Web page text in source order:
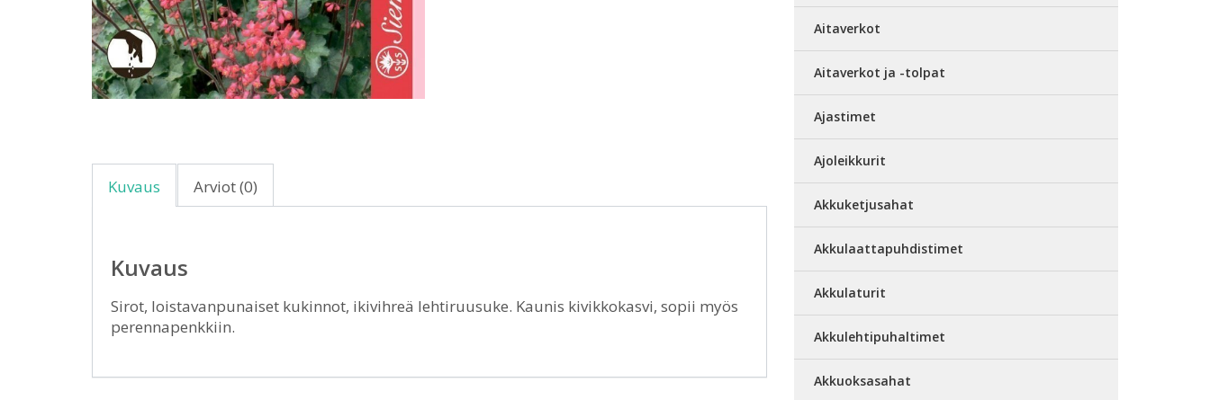
Kuvaus Arviot (0)
Kuvaus
Sirot, loistavanpunaiset kukinnot, ikivihreä lehtiruusuke. Kaunis kivikkokasvi, sopii myös
perennapenkkiin.
Aitaverkot
Aitaverkot ja -tolpat
Ajastimet
Ajoleikkurit
Akkuketjusahat
Akkulaattapuhdistimet
Akkulaturit
Akkulehtipuhaltimet
Akkuoksasahat